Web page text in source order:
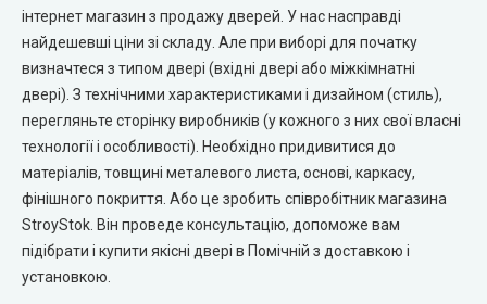
інтернет магазин з продажу дверей. У нас насправді
найдешевші ціни зі складу. Але при виборі для початку
визначтеся з типом двері (вхідні двері або міжкімнатні
двері). З технічними характеристиками і дизайном (стиль),
перегляньте сторінку виробників (у кожного з них свої власні
технології і особливості). Необхідно придивитися до
матеріалів, товщині металевого листа, основі, каркасу,
фінішного покриття. Або це зробить співробітник магазина
StroyStok. Він проведе консультацію, допоможе вам
підібрати і купити якісні двері в Помічній з доставкою і
установкою.